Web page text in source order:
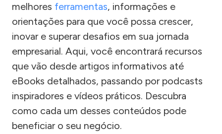
melhores ferramentas, informações e
orientações para que você possa crescer,
inovar e superar desafios em sua jornada
empresarial. Aqui, você encontrará recursos
que vão desde artigos informativos até
eBooks detalhados, passando por podcasts
inspiradores e vídeos práticos. Descubra
como cada um desses conteúdos pode
beneficiar o seu negócio.